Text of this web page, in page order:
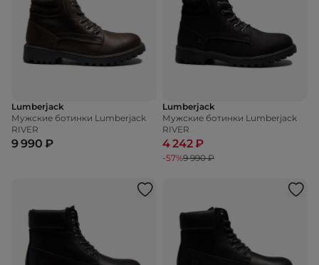
Lumberjack
Мужские ботинки Lumberjack
RIVER
9 990 ₽
Lumberjack
Мужские ботинки Lumberjack
RIVER
4 242 ₽
-57%9 990 ₽